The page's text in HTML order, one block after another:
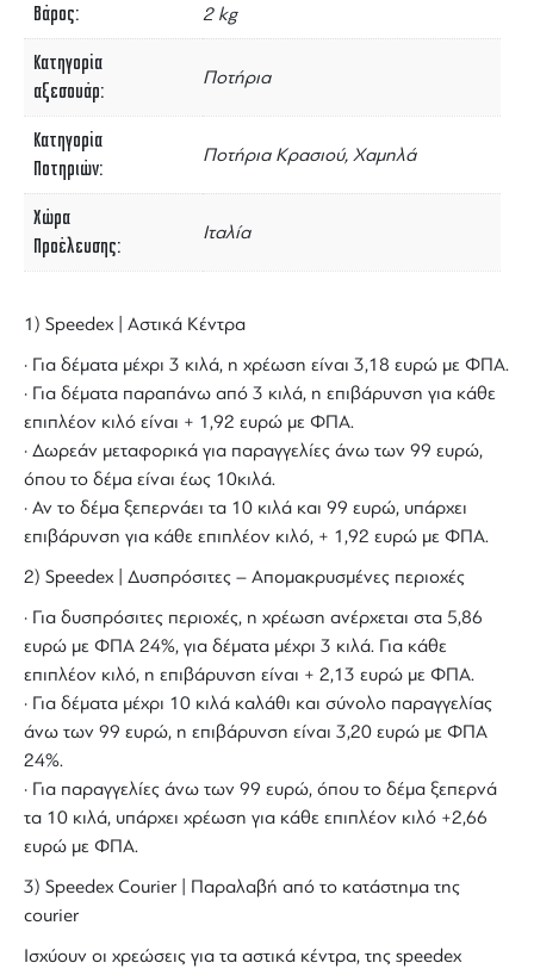
Βάρος 2 kg
Κατηγορία
αξεσουάρ
Ποτήρια
Κατηγορία
Ποτηριών
Ποτήρια Κρασιού, Χαμηλά
Χώρα
Προέλευσης
Ιταλία
1) Speedex | Αστικά Κέντρα
· Για δέματα μέχρι 3 κιλά, η χρέωση είναι 3,18 ευρώ με ΦΠΑ.
· Για δέματα παραπάνω από 3 κιλά, η επιβάρυνση για κάθε
επιπλέον κιλό είναι + 1,92 ευρώ με ΦΠΑ.
· Δωρεάν μεταφορικά για παραγγελίες άνω των 99 ευρώ,
όπου το δέμα είναι έως 10κιλά.
· Αν το δέμα ξεπερνάει τα 10 κιλά και 99 ευρώ, υπάρχει
επιβάρυνση για κάθε επιπλέον κιλό, + 1,92 ευρώ με ΦΠΑ.
2) Speedex | Δυσπρόσιτες – Απομακρυσμένες περιοχές
· Για δυσπρόσιτες περιοχές, η χρέωση ανέρχεται στα 5,86
ευρώ με ΦΠΑ 24%, για δέματα μέχρι 3 κιλά. Για κάθε
επιπλέον κιλό, η επιβάρυνση είναι + 2,13 ευρώ με ΦΠΑ.
· Για δέματα μέχρι 10 κιλά καλάθι και σύνολο παραγγελίας
άνω των 99 ευρώ, η επιβάρυνση είναι 3,20 ευρώ με ΦΠΑ
24%.
· Για παραγγελίες άνω των 99 ευρώ, όπου το δέμα ξεπερνά
τα 10 κιλά, υπάρχει χρέωση για κάθε επιπλέον κιλό +2,66
ευρώ με ΦΠΑ.
3) Speedex Courier | Παραλαβή από το κατάστημα της
courier
Ισχύουν οι χρεώσεις για τα αστικά κέντρα, της speedex